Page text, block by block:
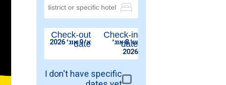
Check-in
dateש׳ 8 אוג׳
2026
Check-out
date
א׳ 9 אוג׳ 2026
I don't have specific